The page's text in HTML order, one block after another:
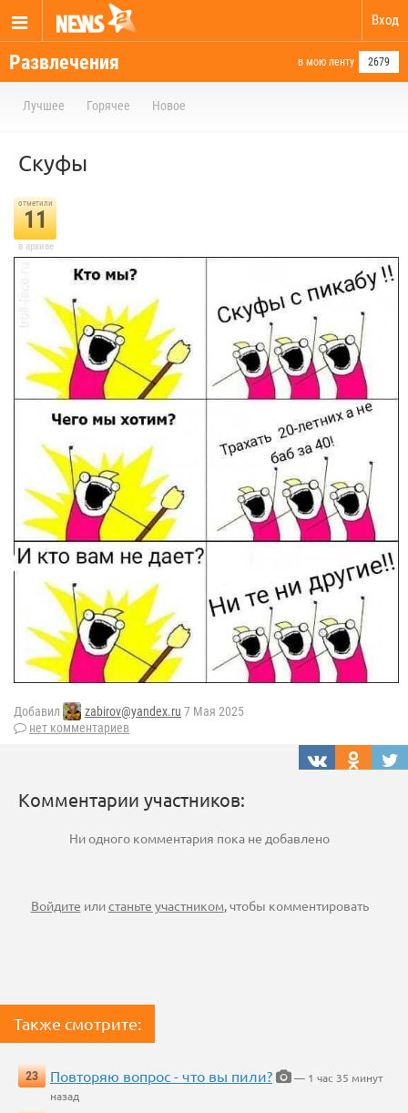
Вход
Развлечения в мою ленту 2679
Лучшее Горячее Новое
Скуфы
отметили
11
в архиве
Добавил zabirov@yandex.ru 7 Мая 2025
нет комментариев
Комментарии участников:
Ни одного комментария пока не добавлено
Войдите илистаньте участником, чтобы комментировать
Также смотрите:
23 Повторяю вопрос - что вы пили?
— 1 час 35 минут
назад